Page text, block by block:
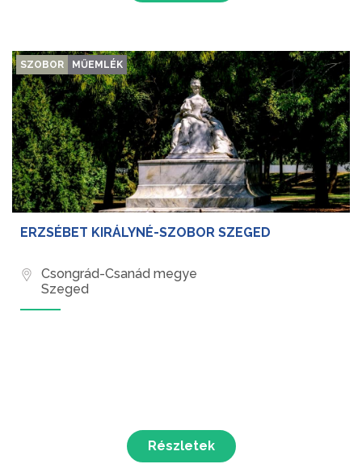
SZOBOR MŰEMLÉK
ERZSÉBET KIRÁLYNÉ-SZOBOR SZEGED
Csongrád-Csanád megye
Szeged
Részletek